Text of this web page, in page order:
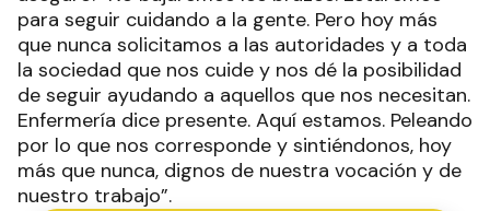
para seguir cuidando a la gente. Pero hoy más
que nunca solicitamos a las autoridades y a toda
la sociedad que nos cuide y nos dé la posibilidad
de seguir ayudando a aquellos que nos necesitan.
Enfermería dice presente. Aquí estamos. Peleando
por lo que nos corresponde y sintiéndonos, hoy
más que nunca, dignos de nuestra vocación y de
nuestro trabajo”.